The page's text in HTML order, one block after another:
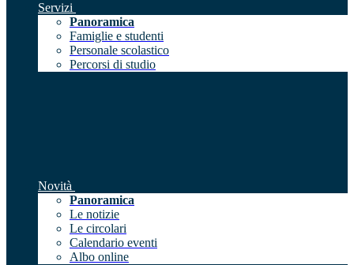
Servizi
Panoramica
Famiglie e studenti
Personale scolastico
Percorsi di studio
Novità
Panoramica
Le notizie
Le circolari
Calendario eventi
Albo online